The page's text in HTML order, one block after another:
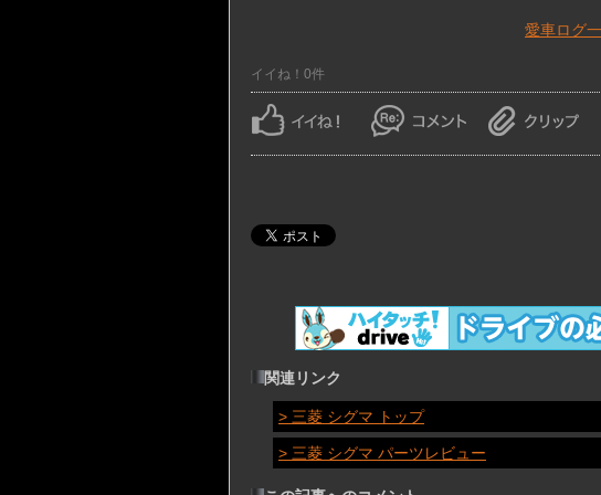
愛車ログ
イイね！0件
関連リンク
> 三菱 シグマ トップ
> 三菱 シグマ パーツレビュー